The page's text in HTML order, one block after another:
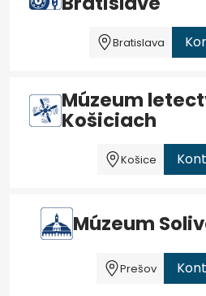
Bratislava
Múzeum
Košiciach
Košice
Múzeum
Prešov